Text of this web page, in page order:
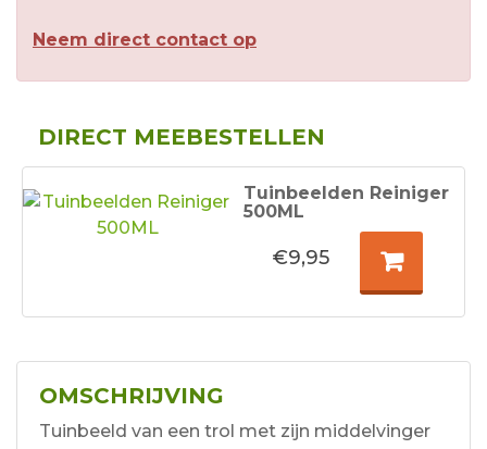
Neem direct contact op
DIRECT MEEBESTELLEN
Tuinbeelden Reiniger
500ML
€9,95
OMSCHRIJVING
Tuinbeeld van een trol met zijn middelvinger